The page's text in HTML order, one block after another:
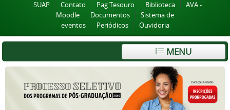
SUAP Contato Pag Tesouro Biblioteca
AVA -
Moodle
Documentos
Sistema de
eventos
Periódicos Ouvidoria
MENU